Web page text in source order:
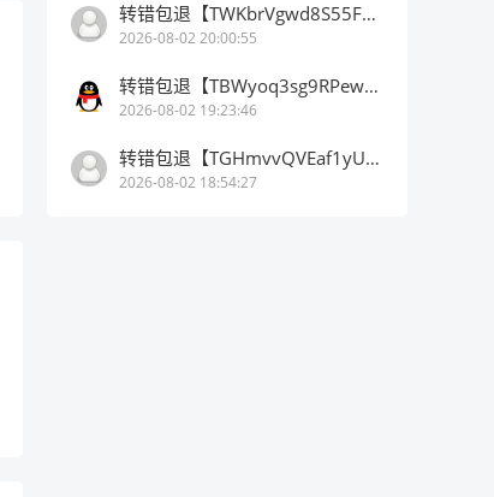
转错包退【TWKbrVgwd8S55FaCqM**aNQyehdAnhCSV2】客服TeleGram:【@TrxEm】
2026-08-02 20:00:55
转错包退【TBWyoq3sg9RPewK94RTPKfp1WBMMZEt1ge】客服TeleGram:【@TrxEm】
2026-08-02 19:23:46
转错包退【TGHmvvQVEaf1yUC1oNE5DLogBUgPu5UzZ3】客服TeleGram:【@TrxEm】
2026-08-02 18:54:27